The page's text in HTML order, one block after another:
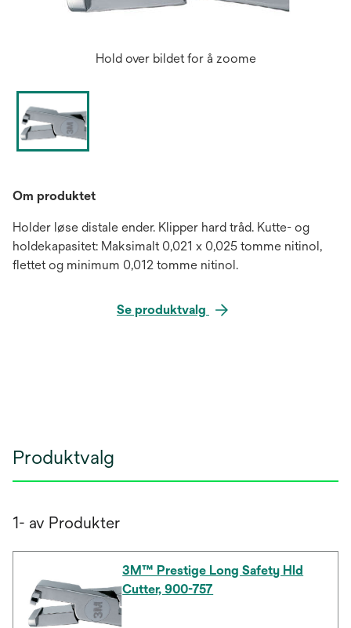
Hold over bildet for å zoome
Om produktet
Holder løse distale ender. Klipper hard tråd. Kutte- og
holdekapasitet: Maksimalt 0,021 x 0,025 tomme nitinol,
flettet og minimum 0,012 tomme nitinol.
Se produktvalg
Produktvalg
1- av Produkter
3M™ Prestige Long Safety Hld
Cutter, 900-757